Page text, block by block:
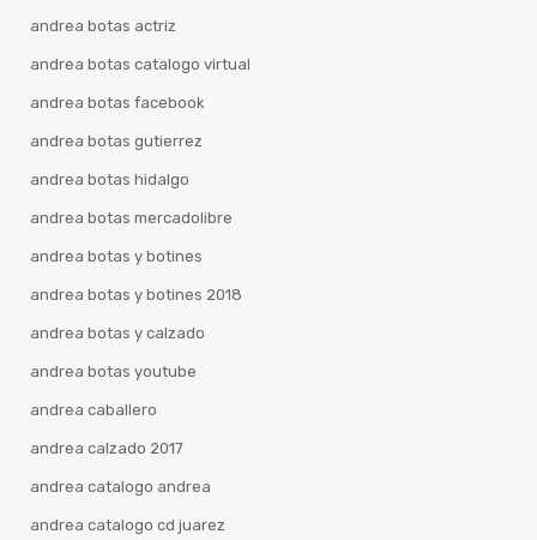
andrea botas actriz
andrea botas catalogo virtual
andrea botas facebook
andrea botas gutierrez
andrea botas hidalgo
andrea botas mercadolibre
andrea botas y botines
andrea botas y botines 2018
andrea botas y calzado
andrea botas youtube
andrea caballero
andrea calzado 2017
andrea catalogo andrea
andrea catalogo cd juarez